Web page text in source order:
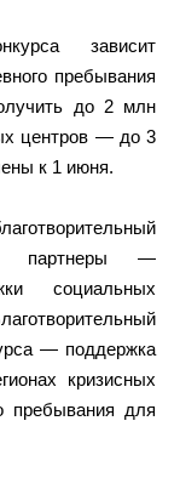
зависит
пребывания
до 2 млн
центров — до 3
к 1 июня.
партнеры —
социальных
— поддержка
кризисных
пребывания для